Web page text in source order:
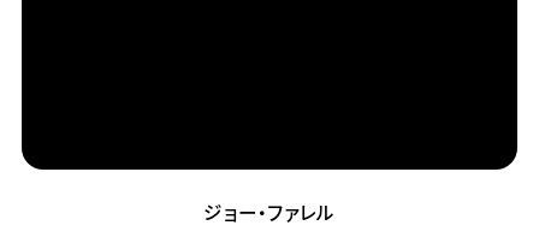
ジョー・ファレル